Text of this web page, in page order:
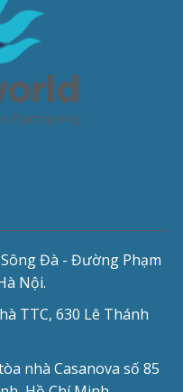
Đà - Đường Phạm
Nội.
TTC, 630 Lê Thánh
nhà Casanova số 85